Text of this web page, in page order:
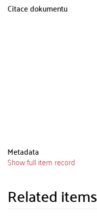
Citace dokumentu
Metadata
Show full item record
Related items